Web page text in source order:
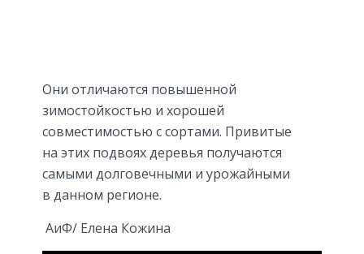
Они отличаются повышенной
зимостойкостью и хорошей
совместимостью с сортами. Привитые
на этих подвоях деревья получаются
самыми долговечными и урожайными
в данном регионе.
АиФ/ Елена Кожина